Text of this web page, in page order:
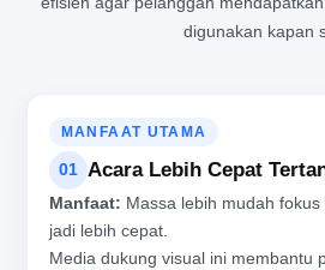
AKTIVITAS PABRIK YANG PADAT
digunakan kapan
MANFAAT UTAMA
01 Acara Lebih Cepat
Manfaat: Massa lebih mudah
jadi lebih cepat.
Media dukung visual ini membantu